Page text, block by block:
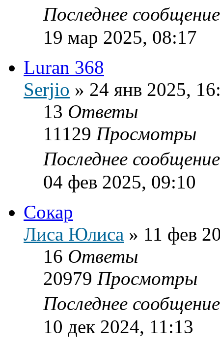
Последнее
19 мар 2025, 08:17
Luran 368
Serjio » 24 янв 2025,
13 Ответы
11129 Просмотры
Последнее
04 фев 2025, 09:10
Сокар
Лиса Юлиса » 11 фев
16 Ответы
20979 Просмотры
Последнее
10 дек 2024, 11:13